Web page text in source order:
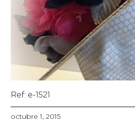
Ref: e-1521
octubre 1, 2015